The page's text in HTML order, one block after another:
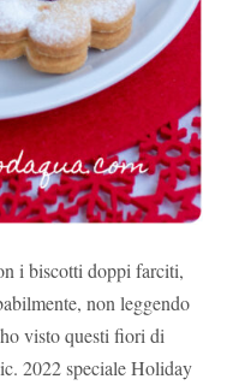
i biscotti doppi farciti,
non leggendo
visto questi fiori di
2022 speciale Holiday